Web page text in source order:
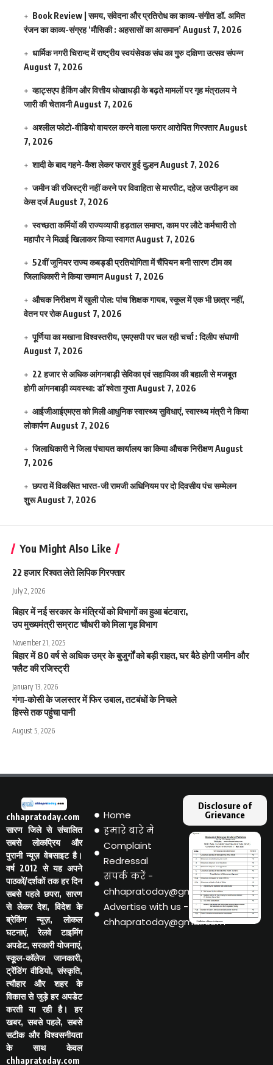
Book Review | समय, संवेदना और प्रतिरोध का काव्य-संगीत डॉ. अमित
रंजन का काव्य-संग्रह ‘मौसिकी : अहसासों का आसमान’ August 7, 2026
धार्मिक नगरी चिरान्द में राष्ट्रीय स्वयंसेवक संघ का गुरु दक्षिणा उत्सव संपन्न
August 7, 2026
व्हाट्सएप हैकिंग और वित्तीय धोखाधड़ी के बढ़ते मामलों पर गृह मंत्रालय ने
जारी की चेतावनीAugust 7, 2026
अश्लील फोटो-वीडियो वायरल करने वाला फरार आरोपित गिरफ्तारAugust
7, 2026
शादी के बाद गहने-कैश लेकर फरार हुई दुल्हनAugust 7, 2026
जमीन की रजिस्ट्री नहीं करने पर विवाहिता से मारपीट, दहेज उत्पीड़न का
केस दर्जAugust 7, 2026
स्वच्छता कर्मियों की राज्यव्यापी हड़ताल समाप्त, काम पर लौटे कर्मचारी तो
महापौर ने मिठाई खिलाकर किया स्वागतAugust 7, 2026
52वीं जूनियर राज्य कबड्डी प्रतियोगिता में चैंपियन बनी सारण टीम का
जिलाधिकारी ने किया सम्मानAugust 7, 2026
औचक निरीक्षण में खुली पोल: पांच शिक्षक गायब, स्कूल में एक भी छात्र नहीं,
वेतन पर रोकAugust 7, 2026
पूर्णिया का मखाना विश्वस्तरीय, एमएसपी पर चल रही चर्चा : दिलीप संघाणी
August 7, 2026
22 हजार से अधिक आंगनबाड़ी सेविका एवं सहायिका की बहाली से मजबूत
होगी आंगनबाड़ी व्यवस्था: डाॅ श्वेता गुप्ताAugust 7, 2026
आईजीआईएमएस काे मिली आधुनिक स्वास्थ्य सुविधाएं, स्वास्थ्य मंत्री ने किया
लोकार्पणAugust 7, 2026
जिलाधिकारी ने जिला पंचायत कार्यालय का किया औचक निरीक्षणAugust
7, 2026
छपरा में विकसित भारत-जी रामजी अधिनियम पर दो दिवसीय पंच सम्मेलन
शुरूAugust 7, 2026
You Might Also Like
22 हजार रिश्वत लेते लिपिक गिरफ्तार
July 2, 2026
बिहार में नई सरकार के मंत्रियों को विभागों का हुआ बंटवारा,
उप मुख्यमंत्री सम्राट चौधरी को मिला गृह विभाग
November 21, 2025
बिहार में 80 वर्ष से अधिक उम्र के बुजुर्गों को बड़ी राहत, घर बैठे होगी जमीन और
फ्लैट की रजिस्ट्री
January 13, 2026
गंगा-कोसी के जलस्तर में फिर उबाल, तटबंधों के निचले
हिस्से तक पहुंचा पानी
August 5, 2026
chhapratoday.com
सारण जिले से संचालित
सबसे लोकप्रिय और
पुरानी न्यूज़ वेबसाइट है।
वर्ष 2012 से यह अपने
पाठकों/दर्शकों तक हर दिन
सबसे पहले छपरा, सारण
से लेकर देश, विदेश के
ब्रेकिंग न्यूज़, लोकल
घटनाएं, रेलवे टाइमिंग
अपडेट, सरकारी योजनाएं,
स्कूल-कॉलेज जानकारी,
ट्रेंडिंग वीडियो, संस्कृति,
त्यौहार और शहर के
विकास से जुड़े हर अपडेट
करती या रही है। हर
खबर, सबसे पहले, सबसे
सटीक और विश्वसनीयता
के साथ केवल
chhapratoday.com
Home
हमारे बारे मे
Complaint
Redressal
संपर्क करें -
chhapratoday@gmail.com
Advertise with us -
chhapratoday@gmail.com
Disclosure of
Grievance